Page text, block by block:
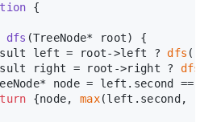
{
dfs (TreeNode* root)
{
left = root->left ?
dfs
right = root->right ?
dfs
node = left.second ==
{node, max(left.second,